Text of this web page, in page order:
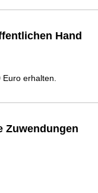
Hand
erhalten.
Zuwendungen